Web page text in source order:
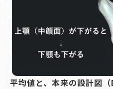
平均値と、本来の設計図